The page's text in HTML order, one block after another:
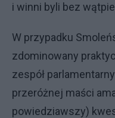
i winni byli bez
W przypadku
zdominowany
zespół
przeróżnej maści
powiedziawszy)